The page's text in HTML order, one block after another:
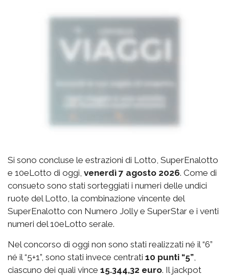
Si sono concluse le estrazioni di Lotto, SuperEnalotto
e 10eLotto di oggi, venerdì 7 agosto 2026. Come di
consueto sono stati sorteggiati i numeri delle undici
ruote del Lotto, la combinazione vincente del
SuperEnalotto con Numero Jolly e SuperStar e i venti
numeri del 10eLotto serale.
Nel concorso di oggi non sono stati realizzati né il “6”
né il “5+1”, sono stati invece centrati 10 punti “5”,
ciascuno dei quali vince 15.344,32 euro. Il jackpot